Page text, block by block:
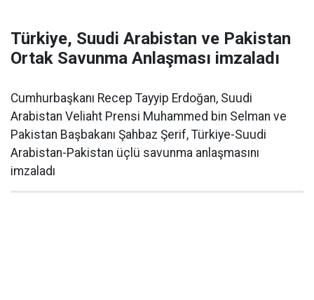
Türkiye, Suudi Arabistan ve Pakistan
Ortak Savunma Anlaşması imzaladı
Cumhurbaşkanı Recep Tayyip Erdoğan, Suudi
Arabistan Veliaht Prensi Muhammed bin Selman ve
Pakistan Başbakanı Şahbaz Şerif, Türkiye-Suudi
Arabistan-Pakistan üçlü savunma anlaşmasını
imzaladı